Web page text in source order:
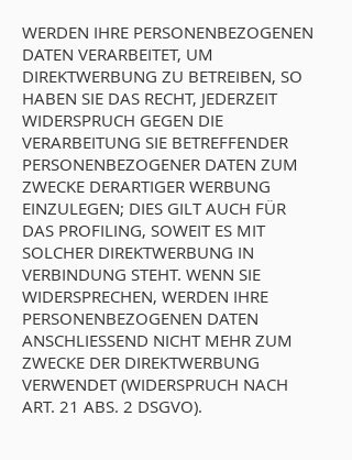
WERDEN IHRE PERSONENBEZOGENEN
DATEN VERARBEITET, UM
DIREKTWERBUNG ZU BETREIBEN, SO
HABEN SIE DAS RECHT, JEDERZEIT
WIDERSPRUCH GEGEN DIE
VERARBEITUNG SIE BETREFFENDER
PERSONENBEZOGENER DATEN ZUM
ZWECKE DERARTIGER WERBUNG
EINZULEGEN; DIES GILT AUCH FÜR
DAS PROFILING, SOWEIT ES MIT
SOLCHER DIREKTWERBUNG IN
VERBINDUNG STEHT. WENN SIE
WIDERSPRECHEN, WERDEN IHRE
PERSONENBEZOGENEN DATEN
ANSCHLIESSEND NICHT MEHR ZUM
ZWECKE DER DIREKTWERBUNG
VERWENDET (WIDERSPRUCH NACH
ART. 21 ABS. 2 DSGVO).